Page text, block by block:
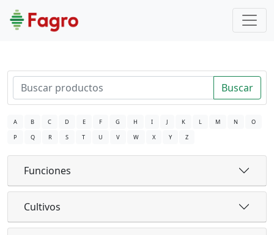
Buscar
A B C D E F G H I J K L M N
O
P
Q R S T U V W X Y Z
Funciones
Cultivos